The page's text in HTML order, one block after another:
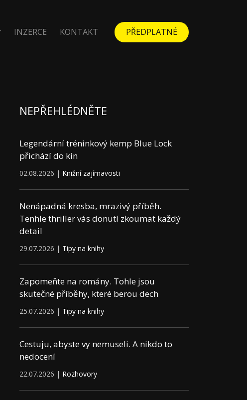
INZERCE KONTAKT PŘEDPLATNÉ
NEPŘEHLÉDNĚTE
Legendární tréninkový kemp Blue Lock
přichází do kin
02.08.2026 | Knižní zajímavosti
Nenápadná kresba, mrazivý příběh.
Tenhle thriller vás donutí zkoumat každý
detail
29.07.2026 | Tipy na knihy
Zapomeňte na romány. Tohle jsou
skutečné příběhy, které berou dech
25.07.2026 | Tipy na knihy
Cestuju, abyste vy nemuseli. A nikdo to
nedocení
22.07.2026 | Rozhovory